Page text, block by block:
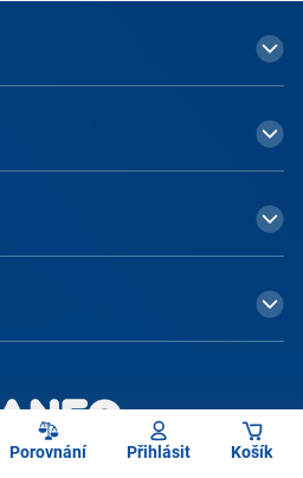
Porovnání Přihlásit Košík